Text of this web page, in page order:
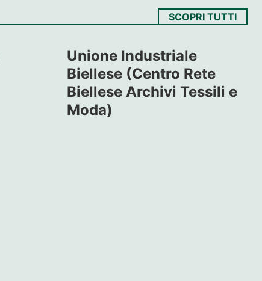
SCOPRI TUTTI
Unione Industriale
Biellese (Centro Rete
Biellese Archivi Tessili e
Moda)